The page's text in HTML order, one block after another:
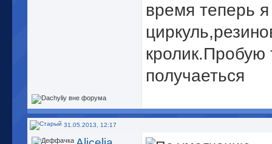
время теперь
кролик.Пробую
получаеться
31.05.2013, 12:17